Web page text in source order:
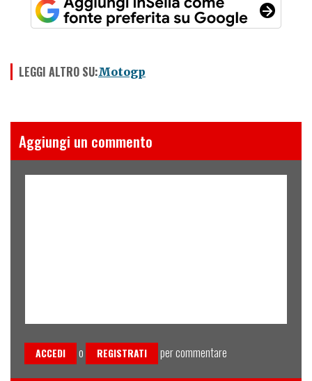
LEGGI ALTRO SU:Motogp
Aggiungi un commento
ACCEDI o REGISTRATI per commentare